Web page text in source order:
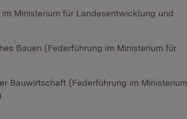
Ministerium für Landesentwicklung und
Bauen (Federführung im Ministerium für
Bauwirtschaft (Federführung im Ministerium